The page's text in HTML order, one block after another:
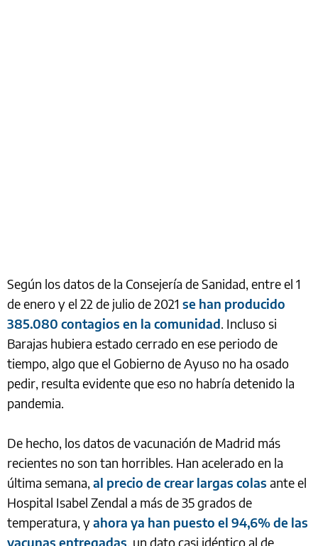
Según los datos de la Consejería de Sanidad, entre el 1
de enero y el 22 de julio de 2021 se han producido
385.080 contagios en la comunidad. Incluso si
Barajas hubiera estado cerrado en ese periodo de
tiempo, algo que el Gobierno de Ayuso no ha osado
pedir, resulta evidente que eso no habría detenido la
pandemia.
De hecho, los datos de vacunación de Madrid más
recientes no son tan horribles. Han acelerado en la
última semana, al precio de crear largas colas ante el
Hospital Isabel Zendal a más de 35 grados de
temperatura, yahora ya han puesto el 94,6% de las
vacunas entregadas, un dato casi idéntico al de